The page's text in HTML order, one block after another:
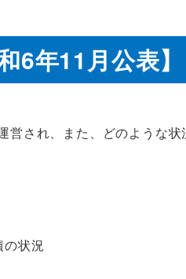
6年11月公表】
営され、また、どのような
状況